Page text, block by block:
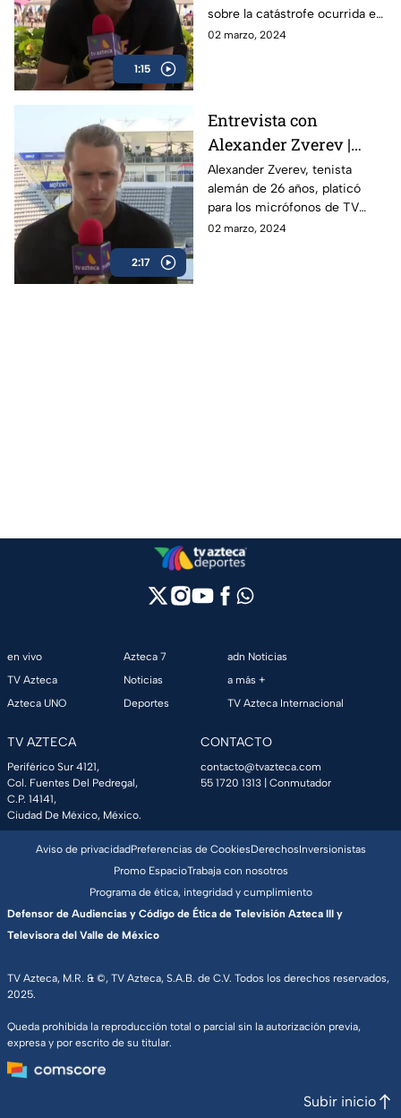
1:15
sobre la catástrofe ocurrida en
Acapulco y como el Abierto
02 marzo, 2024
2:17
Entrevista con
Alexander Zverev |
Abierto Mexicano de
Tenis
Alexander Zverev, tenista
alemán de 26 años, platicó
para los micrófonos de TV
Azteca Deportes durante su
02 marzo, 2024
en vivo
TV Azteca
Azteca UNO
Azteca 7
Noticias
Deportes
adn Noticias
a más +
TV Azteca Internacional
TV AZTECA
Periférico Sur 4121,
Col. Fuentes Del Pedregal,
C.P. 14141,
Ciudad De México, México.
CONTACTO
contacto@tvazteca.com
55 1720 1313 | Conmutador
TV Azteca, M.R. & ©, TV Azteca, S.A.B. de C.V. Todos los derechos reservados,
2025.
Queda prohibida la reproducción total o parcial sin la autorización previa,
expresa y por escrito de su titular.
Aviso de privacidadPreferencias de CookiesDerechosInversionistas
Promo EspacioTrabaja con nosotros
Programa de ética, integridad y cumplimiento
Defensor de Audiencias y Código de Ética de Televisión Azteca III y
Televisora del Valle de México
Subir inicio